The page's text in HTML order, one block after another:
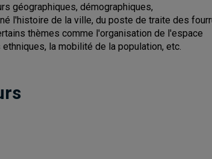
géographiques, démographiques,
l'histoire de la ville, du poste de traite des
thèmes comme l'organisation de l'espace
la mobilité de la population, etc.